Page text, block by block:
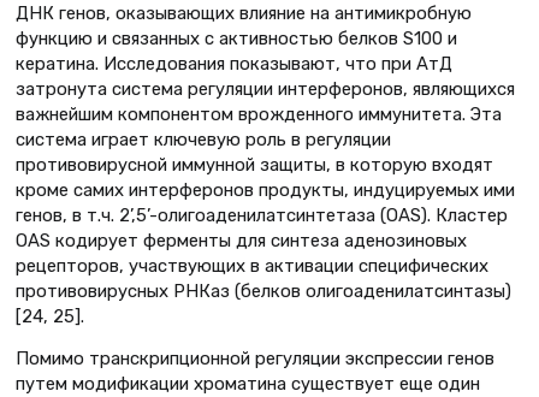
ДНК генов, оказывающих влияние на антимикробную
функцию и связанных с активностью белков S100 и
кератина. Исследования показывают, что при АтД
затронута система регуляции интерферонов, являющихся
важнейшим компонентом врожденного иммунитета. Эта
система играет ключевую роль в регуляции
противовирусной иммунной защиты, в которую входят
кроме самих интерферонов продукты, индуцируемых ими
генов, в т.ч. 2’,5’-олигоаденилатсинтетаза (OAS). Кластер
OAS кодирует ферменты для синтеза аденозиновых
рецепторов, участвующих в активации специфических
противовирусных РНКаз (белков олигоаденилатсинтазы)
[24, 25].
Помимо транскрипционной регуляции экспрессии генов
путем модификации хроматина существует еще один